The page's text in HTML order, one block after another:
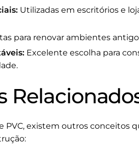
Utilizadas em escritórios e
para renovar ambientes
Excelente escolha para
PVC, existem outros conceitos